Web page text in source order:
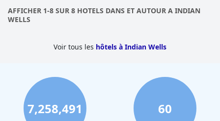
souhaitiez simplement vous amuser dans l'eau, cette piscine
avec ses deux toboggans aquatiques ne manquera pas
AFFICHER 1-8 SUR 8 HOTELS DANS ET AUTOUR A INDIAN
WELLS
Voir tous les hôtels à Indian Wells
7,258,491 60